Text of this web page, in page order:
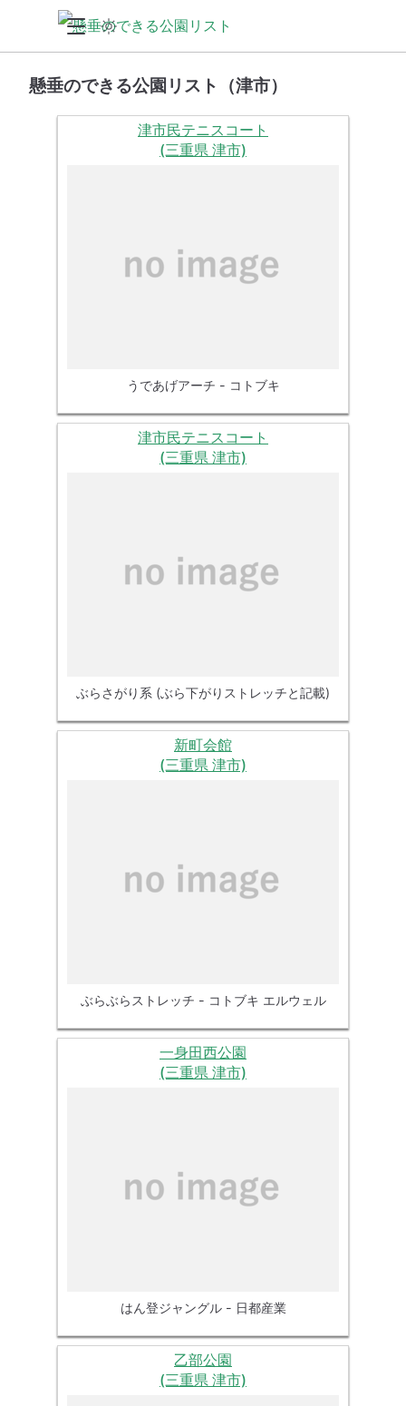
懸垂のできる公園リスト（津市）
津市民テニスコート
(三重県 津市)
うであげアーチ - コトブキ
津市民テニスコート
(三重県 津市)
ぶらさがり系 (ぶら下がりストレッチと記載)
新町会館
(三重県 津市)
ぶらぶらストレッチ - コトブキ エルウェル
一身田西公園
(三重県 津市)
はん登ジャングル - 日都産業
乙部公園
(三重県 津市)